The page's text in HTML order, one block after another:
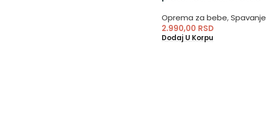
Oprema za bebe, Spavanje
2.990,00 RSD
Dodaj U Korpu